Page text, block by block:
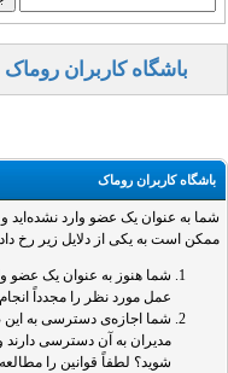
باشگاه کاربران روماک
باشگاه کاربران روماک
شما به عنوان یک عضو وارد نشده‌اید
ممکن است به یکی از دلایل زیر رخ
شما هنوز به عنوان یک عضو
عمل مورد نظر را مجدداً
شما اجازه‌ی دسترسی به این
مدیران به آن دسترسی
شوید؟ لطفاً قوانین را مطالعه